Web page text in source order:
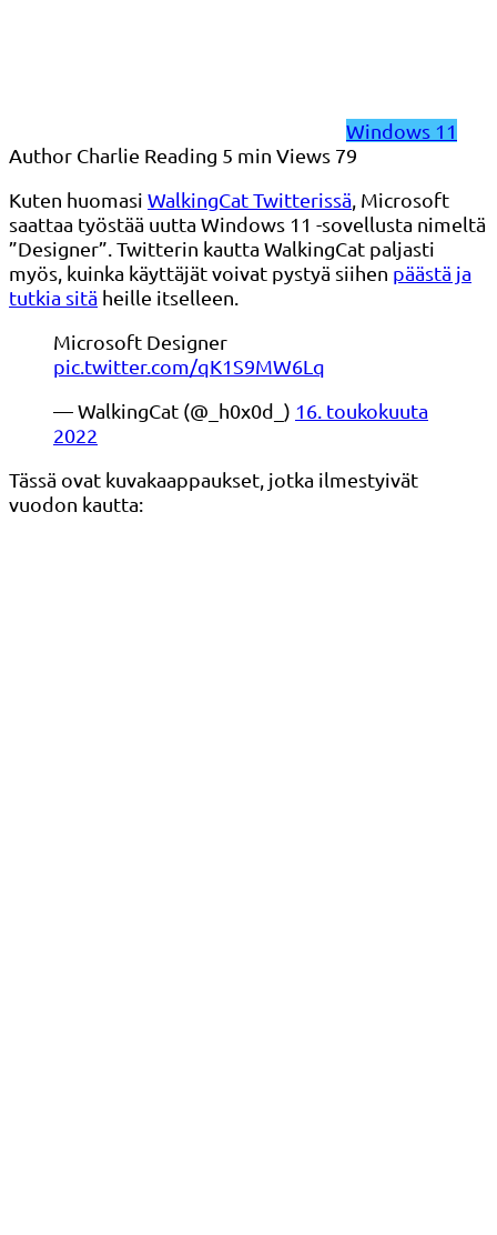
Windows 11
Author Charlie Reading 5 min Views 79
Kuten huomasi WalkingCat Twitterissä , Microsoft
saattaa työstää uutta Windows 11 -sovellusta nimeltä
”Designer”. Twitterin kautta WalkingCat paljasti
myös, kuinka käyttäjät voivat pystyä siihen päästä ja
tutkia sitä heille itselleen.
Microsoft Designer
pic.twitter.com/qK1S9MW6Lq
— WalkingCat (@_h0x0d_) 16. toukokuuta
2022
Tässä ovat kuvakaappaukset, jotka ilmestyivät
vuodon kautta: